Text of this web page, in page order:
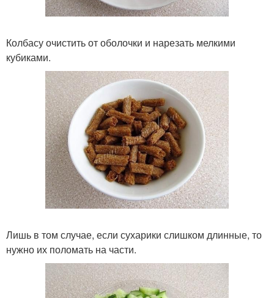
Колбасу очистить от оболочки и нарезать мелкими
кубиками.
Лишь в том случае, если сухарики слишком длинные, то
нужно их поломать на части.